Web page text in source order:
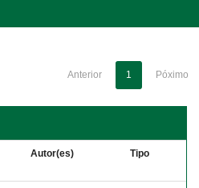
Anterior 1 Póximo
Autor(es) Tipo